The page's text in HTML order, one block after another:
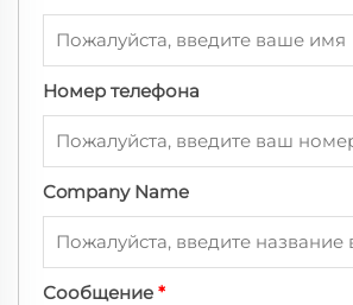
Номер телефона
Company Name
Сообщение *